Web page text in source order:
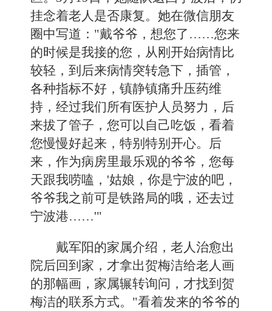
挂念着老人是否康复。她在微信朋友
圈中写道："戴爷爷，想您了……您来
的时候是我接的您，从刚开始病情比
较轻，到后来病情突转急下，插管，
各种指标不好，镇静镇痛升压药维
持，经过我们所有医护人员努力，后
来拔了管子，您可以自己吃饭，看着
您慢慢好起来，特别特别开心。后
来，作为病房里最乐观的爷爷，您每
天跟我唠嗑，'姑娘，你是宁波的吧，
爷爷我之前可是铁路局的哦，还去过
宁波港……'"
戴军阳的家属介绍，老人治愈出
院后回到家，才拿出贺梅洁给老人画
的那幅画，家属辗转询问，才找到贺
梅洁的联系方式。"看着发来的爷爷的